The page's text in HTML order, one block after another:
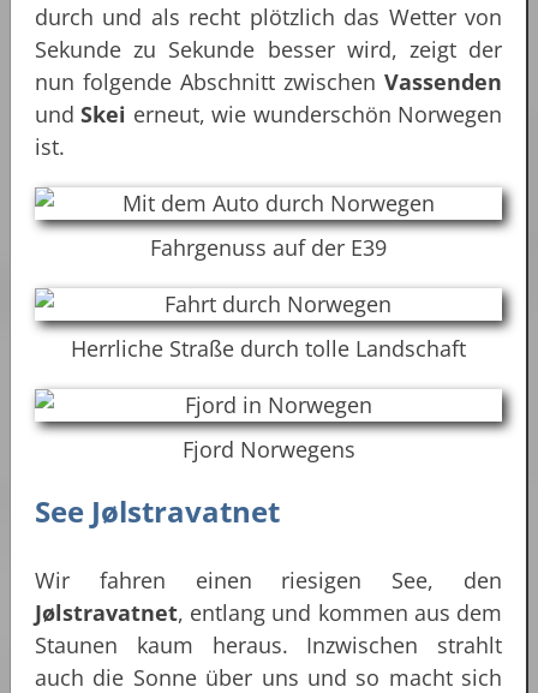
durch und als recht plötzlich das Wetter von
Sekunde zu Sekunde besser wird, zeigt der
nun folgende Abschnitt zwischen Vassenden
undSkei erneut, wie wunderschön Norwegen
ist.
Fahrgenuss auf der E39
Herrliche Straße durch tolle Landschaft
Fjord Norwegens
See Jølstravatnet
Wir fahren einen riesigen See, den
Jølstravatnet, entlang und kommen aus dem
Staunen kaum heraus. Inzwischen strahlt
auch die Sonne über uns und so macht sich